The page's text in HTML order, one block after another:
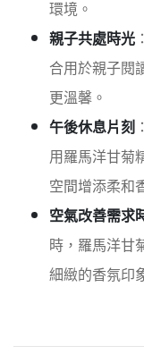
環境。
親子共處時光
合用於親子閱
更溫馨。
午後休息片刻
用羅馬洋甘菊
空間增添柔和
空氣改善需求
時，羅馬洋甘
細緻的香氛印